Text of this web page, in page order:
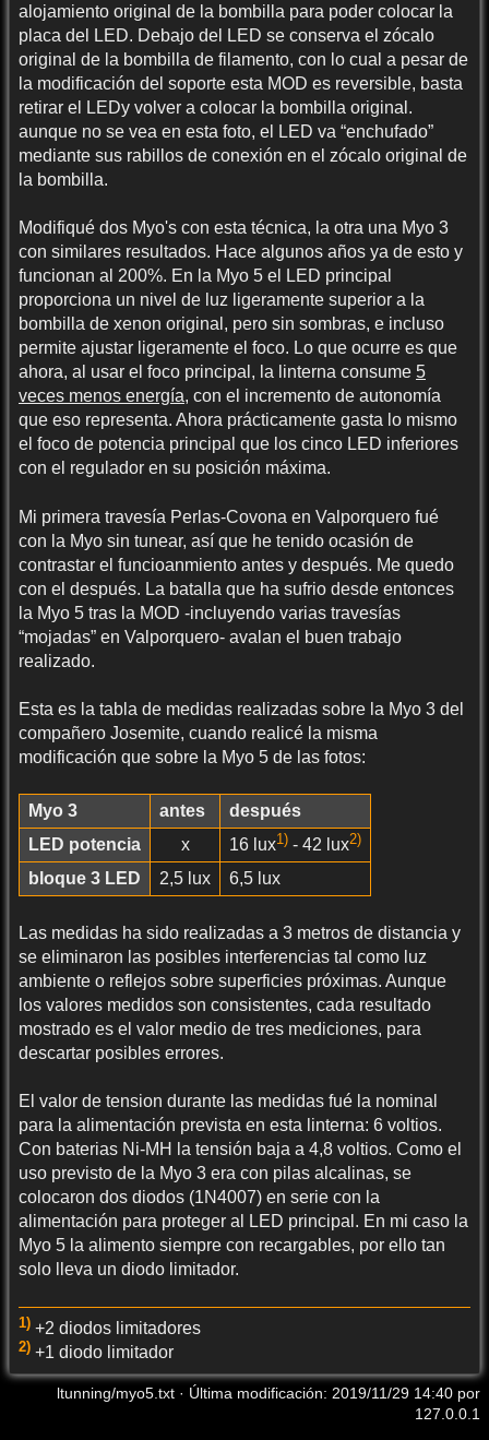
alojamiento original de la bombilla para poder colocar la
placa del LED. Debajo del LED se conserva el zócalo
original de la bombilla de filamento, con lo cual a pesar de
la modificación del soporte esta MOD es reversible, basta
retirar el LEDy volver a colocar la bombilla original.
aunque no se vea en esta foto, el LED va “enchufado”
mediante sus rabillos de conexión en el zócalo original de
la bombilla.
Modifiqué dos Myo's con esta técnica, la otra una Myo 3
con similares resultados. Hace algunos años ya de esto y
funcionan al 200%. En la Myo 5 el LED principal
proporciona un nivel de luz ligeramente superior a la
bombilla de xenon original, pero sin sombras, e incluso
permite ajustar ligeramente el foco. Lo que ocurre es que
ahora, al usar el foco principal, la linterna consume 5
veces menos energía, con el incremento de autonomía
que eso representa. Ahora prácticamente gasta lo mismo
el foco de potencia principal que los cinco LED inferiores
con el regulador en su posición máxima.
Mi primera travesía Perlas-Covona en Valporquero fué
con la Myo sin tunear, así que he tenido ocasión de
contrastar el funcioanmiento antes y después. Me quedo
con el después. La batalla que ha sufrio desde entonces
la Myo 5 tras la MOD -incluyendo varias travesías
“mojadas” en Valporquero- avalan el buen trabajo
realizado.
Esta es la tabla de medidas realizadas sobre la Myo 3 del
compañero Josemite, cuando realicé la misma
modificación que sobre la Myo 5 de las fotos:
Myo 3 antes
después
LED potencia
x 16 lux1) - 42 lux2)
bloque 3 LED 2,5 lux 6,5 lux
Las medidas ha sido realizadas a 3 metros de distancia y
se eliminaron las posibles interferencias tal como luz
ambiente o reflejos sobre superficies próximas. Aunque
los valores medidos son consistentes, cada resultado
mostrado es el valor medio de tres mediciones, para
descartar posibles errores.
El valor de tension durante las medidas fué la nominal
para la alimentación prevista en esta linterna: 6 voltios.
Con baterias Ni-MH la tensión baja a 4,8 voltios. Como el
uso previsto de la Myo 3 era con pilas alcalinas, se
colocaron dos diodos (1N4007) en serie con la
alimentación para proteger al LED principal. En mi caso la
Myo 5 la alimento siempre con recargables, por ello tan
solo lleva un diodo limitador.
1) +2 diodos limitadores
2) +1 diodo limitador
ltunning/myo5.txt · Última modificación: 2019/11/29 14:40 por
127.0.0.1